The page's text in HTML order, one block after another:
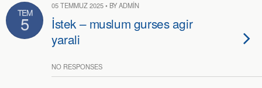
TEM
5
05 TEMMUZ 2025 • BY ADMIN
İstek – muslum gurses agir
yarali
NO RESPONSES